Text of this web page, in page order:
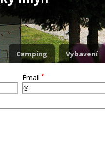
Camping Vybavení
Email *